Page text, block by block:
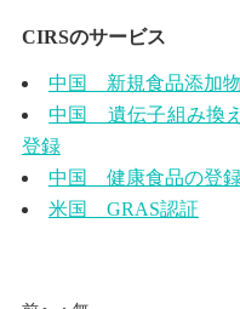
CIRSのサービス
中国 新規食品添加
中国 遺伝子組み換
登録
中国 健康食品の登
米国 GRAS認証